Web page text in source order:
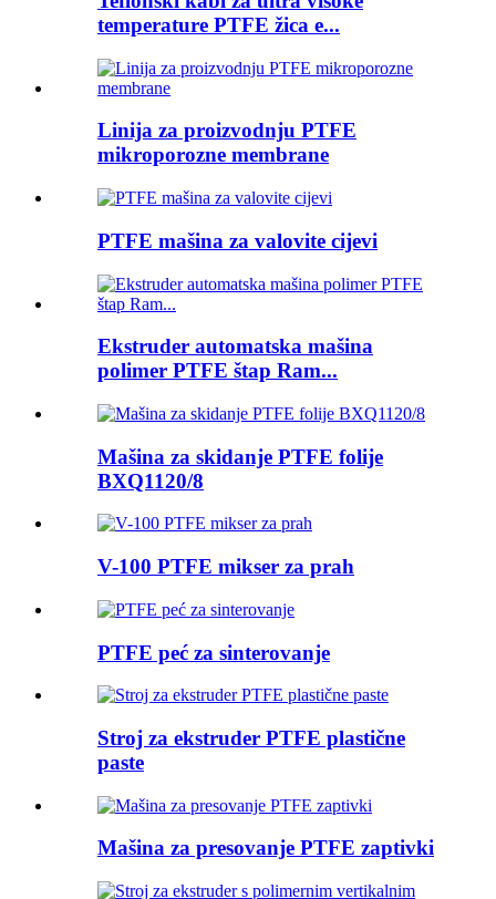
temperature PTFE žica e...
Linija za proizvodnju PTFE
mikroporozne membrane
PTFE mašina za valovite cijevi
Ekstruder automatska mašina
polimer PTFE štap Ram...
Mašina za skidanje PTFE folije
BXQ1120/8
V-100 PTFE mikser za prah
PTFE peć za sinterovanje
Stroj za ekstruder PTFE plastične
paste
Mašina za presovanje PTFE zaptivki